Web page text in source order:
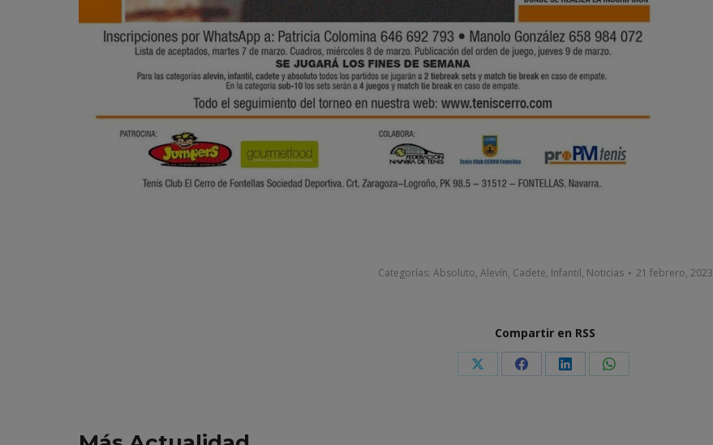
Categorías: Absoluto, Alevín, Cadete, Infantil, Noticias 21 febrero, 2023
Compartir en RSS
Share Share Share Share